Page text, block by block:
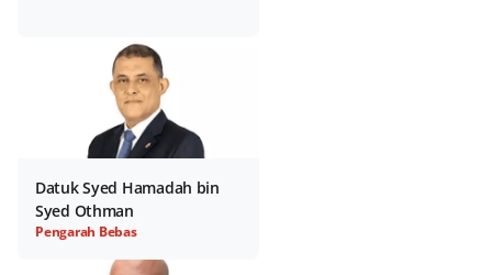
Datuk Syed Hamadah bin
Syed Othman
Pengarah Bebas